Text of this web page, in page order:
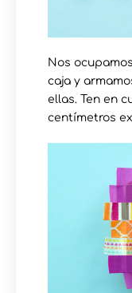
Nos
caja y
ellas. Ten en
centímetros